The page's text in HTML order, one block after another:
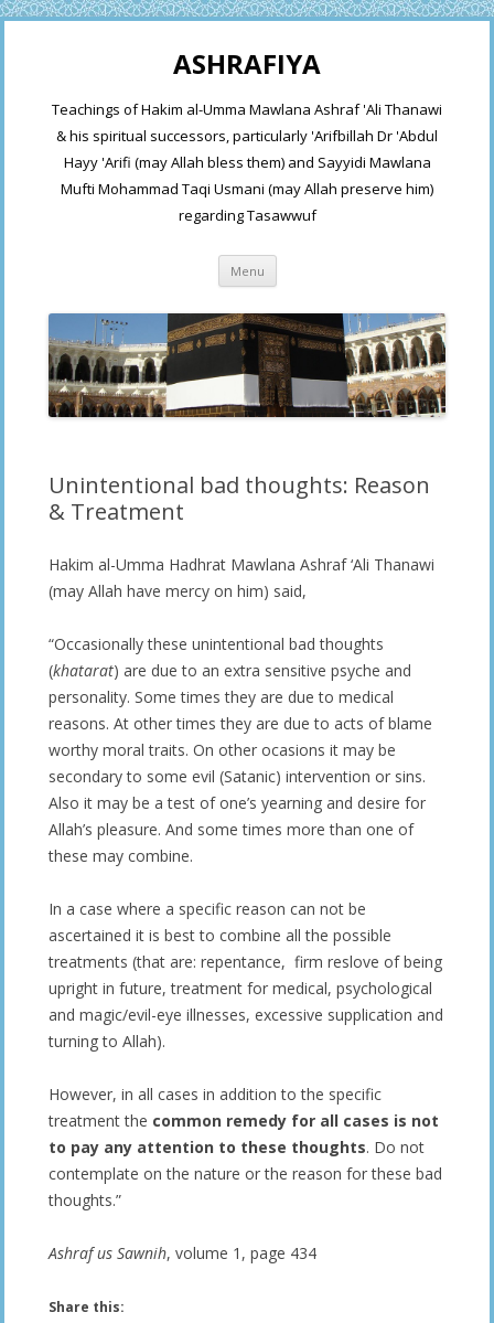
ASHRAFIYA
Teachings of Hakim al-Umma Mawlana Ashraf 'Ali Thanawi
& his spiritual successors, particularly 'Arifbillah Dr 'Abdul
Hayy 'Arifi (may Allah bless them) and Sayyidi Mawlana
Mufti Mohammad Taqi Usmani (may Allah preserve him)
regarding Tasawwuf
Menu Skip
content
Unintentional bad thoughts: Reason
& Treatment
Hakim al-Umma Hadhrat Mawlana Ashraf ‘Ali Thanawi
(may Allah have mercy on him) said,
“Occasionally these unintentional bad thoughts
(khatarat) are due to an extra sensitive psyche and
personality. Some times they are due to medical
reasons. At other times they are due to acts of blame
worthy moral traits. On other ocasions it may be
secondary to some evil (Satanic) intervention or sins.
Also it may be a test of one’s yearning and desire for
Allah’s pleasure. And some times more than one of
these may combine.
In a case where a specific reason can not be
ascertained it is best to combine all the possible
treatments (that are: repentance, firm reslove of being
upright in future, treatment for medical, psychological
and magic/evil-eye illnesses, excessive supplication and
turning to Allah).
However, in all cases in addition to the specific
treatment the common remedy for all cases is not
to pay any attention to these thoughts. Do not
contemplate on the nature or the reason for these bad
thoughts.”
Ashraf us Sawnih, volume 1, page 434
Share this: